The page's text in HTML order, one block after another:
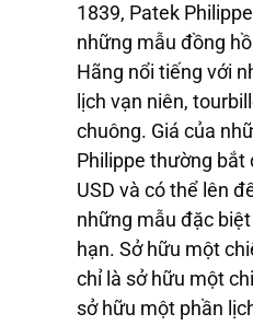
1839, Patek
những mẫu đồng
Hãng nổi tiếng với
lịch vạn niên,
chuông. Giá của
Philippe thường
USD và có thể lên
những mẫu đặc
hạn. Sở hữu một
chỉ là sở hữu một
sở hữu một phần